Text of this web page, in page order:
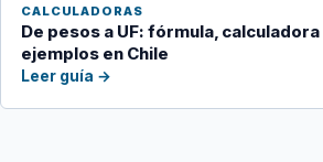
CALCULADORAS
De pesos a UF: fórmula,
ejemplos en Chile
Leer guía →